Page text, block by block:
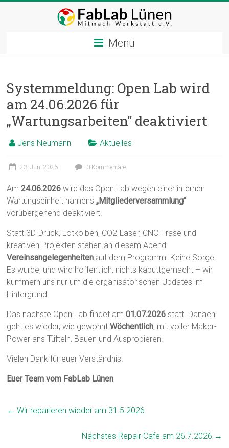
Menü
Systemmeldung: Open Lab wird
am 24.06.2026 für
„Wartungsarbeiten“ deaktiviert
Jens Neumann Aktuelles
23. Juni 2026 0 Kommentare
Am24.06.2026 wird das Open Lab wegen einer internen
Wartungseinheit namens„Mitgliederversammlung“
vorübergehend deaktiviert.
Statt 3D-Druck, Lötkolben, CO2-Laser, CNC-Fräse und
kreativen Projekten stehen an diesem Abend
Vereinsangelegenheiten auf dem Programm. Keine Sorge:
Es wurde, und wird hoffentlich, nichts kaputtgemacht – wir
kümmern uns nur um die organisatorischen Updates im
Hintergrund.
Das nächste Open Lab findet am01.07.2026 statt. Danach
geht es wieder, wie gewohntWöchentlich, mit voller Maker-
Power ans Tüfteln, Bauen und Ausprobieren.
Vielen Dank für euer Verständnis!
Euer Team vom FabLab Lünen
← Wir reparieren wieder am 31.5.2026
Nächstes Repair Cafe am 26.7.2026 →